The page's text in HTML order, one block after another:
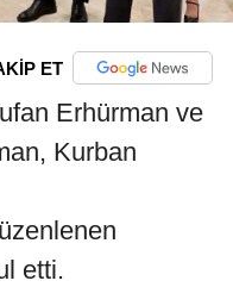
ET
Erhürman ve
Kurban
etti.